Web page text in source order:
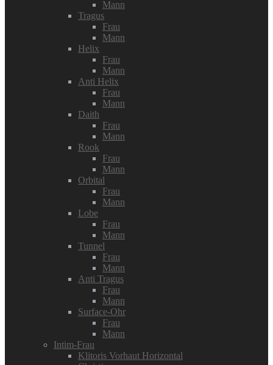
Mann
Tragus
Frau
Mann
Helix
Frau
Mann
Anti Helix
Frau
Mann
Daith
Frau
Mann
Rook
Frau
Mann
Orbital
Frau
Mann
Lobe
Frau
Mann
Tunnel
Frau
Mann
Anti Tragus
Frau
Mann
Surface-Ohr
Frau
Mann
Intim-Frau
Klitoris Vorhaut Horizontal